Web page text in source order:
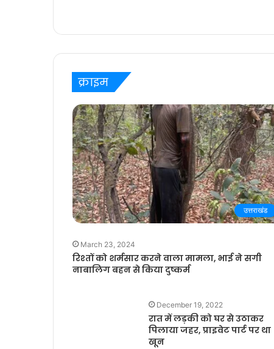
क्राइम
उत्तराखंड
March 23, 2024
रिश्तों को शर्मसार करने वाला मामला, भाई ने सगी
नाबालिग बहन से किया दुष्कर्म
December 19, 2022
रात में लड़की को घर से उठाकर
पिलाया जहर, प्राइवेट पार्ट पर था
खून